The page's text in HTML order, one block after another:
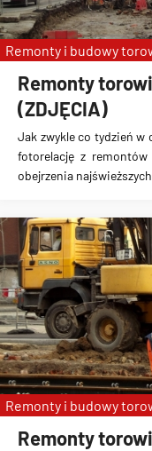
Remonty
(ZDJĘCIA)
Jak zwykle co tydzień w
fotorelację z
obejrzenia
Remonty i budowy
Remonty
Remonty i budowy